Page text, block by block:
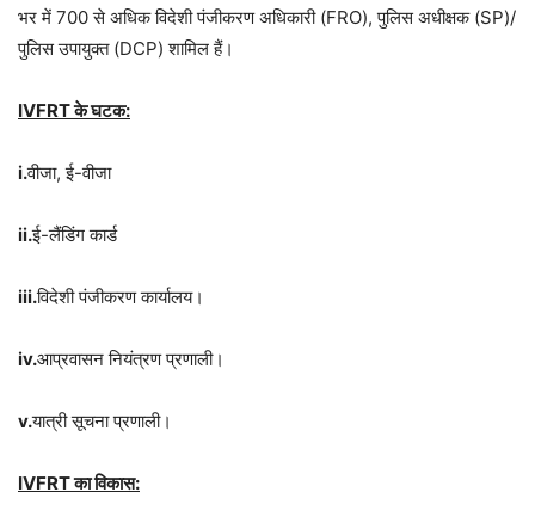
भर में 700 से अधिक विदेशी पंजीकरण अधिकारी (FRO), पुलिस अधीक्षक (SP)/
पुलिस उपायुक्त (DCP) शामिल हैं।
IVFRT के घटक:
i.वीजा, ई-वीजा
ii.ई-लैंडिंग कार्ड
iii.विदेशी पंजीकरण कार्यालय।
iv.आप्रवासन नियंत्रण प्रणाली।
v.यात्री सूचना प्रणाली।
IVFRT का विकास: